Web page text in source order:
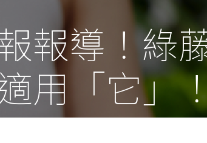
報導！綠
用「它」